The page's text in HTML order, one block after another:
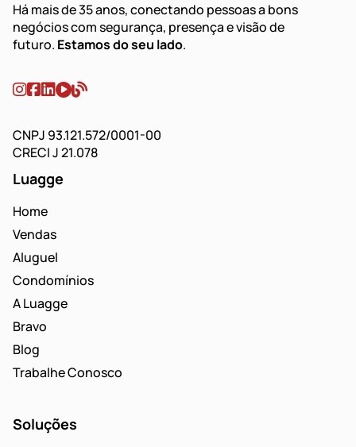
Há mais de 35 anos, conectando pessoas a bons
negócios com segurança, presença e visão de
futuro. Estamos do seu lado.
CNPJ 93.121.572/0001-00
CRECI J 21.078
Luagge
Home
Vendas
Aluguel
Condomínios
A Luagge
Bravo
Blog
Trabalhe Conosco
Soluções